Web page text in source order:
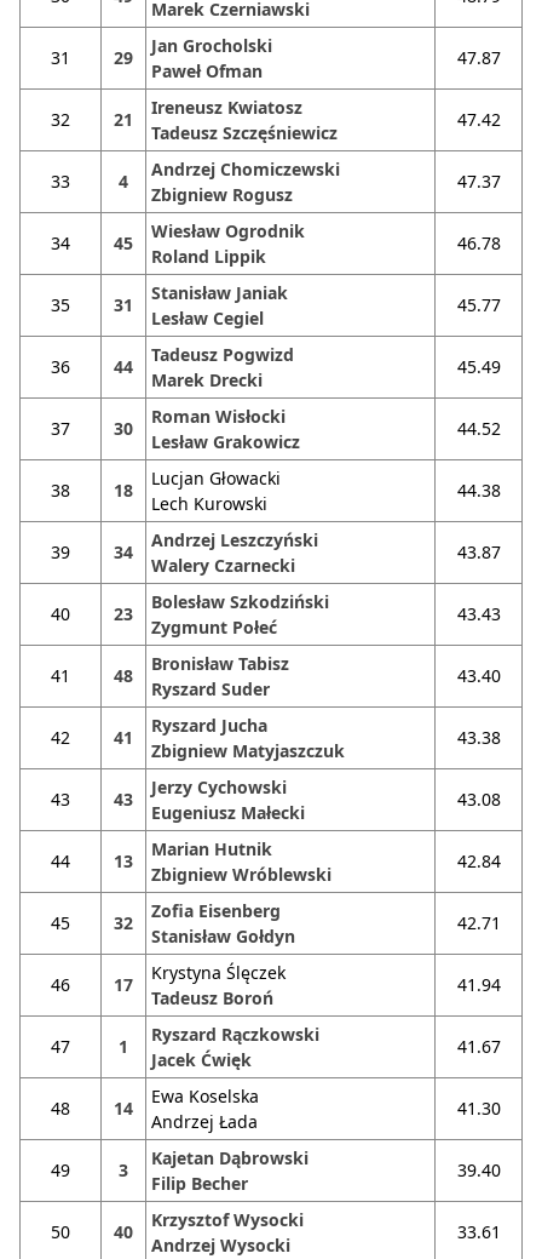
Marek Czerniawski
31 29
Jan Grocholski
Paweł Ofman
47.87
32 21
Ireneusz Kwiatosz
Tadeusz Szczęśniewicz
47.42
33 4
Andrzej Chomiczewski
Zbigniew Rogusz
47.37
34 45
Wiesław Ogrodnik
Roland Lippik
46.78
35 31
Stanisław Janiak
Lesław Cegiel
45.77
36 44
Tadeusz Pogwizd
Marek Drecki
45.49
37 30
Roman Wisłocki
Lesław Grakowicz
44.52
38 18
Lucjan Głowacki
Lech Kurowski
44.38
39 34
Andrzej Leszczyński
Walery Czarnecki
43.87
40 23
Bolesław Szkodziński
Zygmunt Połeć
43.43
41 48
Bronisław Tabisz
Ryszard Suder
43.40
42 41
Ryszard Jucha
Zbigniew Matyjaszczuk
43.38
43 43
Jerzy Cychowski
Eugeniusz Małecki
43.08
44 13
Marian Hutnik
Zbigniew Wróblewski
42.84
45 32
Zofia Eisenberg
Stanisław Gołdyn
42.71
46 17
Krystyna Ślęczek
Tadeusz Boroń
41.94
47 1
Ryszard Rączkowski
Jacek Ćwięk
41.67
48 14
Ewa Koselska
Andrzej Łada
41.30
49 3
Kajetan Dąbrowski
Filip Becher
39.40
50 40
Krzysztof Wysocki
Andrzej Wysocki
33.61